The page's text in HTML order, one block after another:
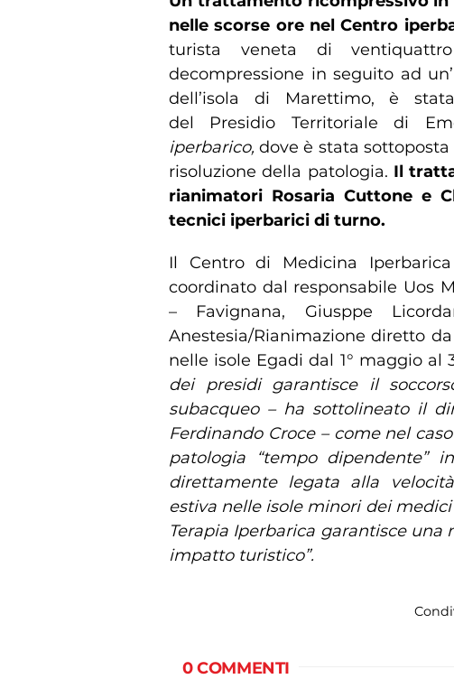
nelle scorse ore nel Centro
turista veneta di
decompressione in seguito ad
dell’isola di Marettimo, è
del Presidio Territoriale di
iperbarico,dove è stata
risoluzione della patologia. Il
rianimatori Rosaria Cuttone e
tecnici iperbarici di turno.
Il Centro di Medicina
coordinato dal responsabile Uos
– Favignana, Giusppe
Anestesia/Rianimazione diretto
nelle isole Egadi dal 1° maggio al
dei presidi garantisce il
subacqueo – ha sottolineato il
Ferdinando Croce – come nel
patologia “tempo dipendente”
direttamente legata alla
estiva nelle isole minori dei
Terapia Iperbarica garantisce
impatto turistico”.
0 COMMENTI